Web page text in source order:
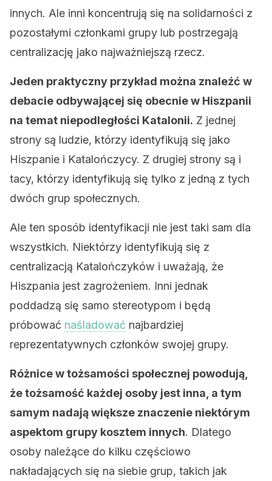
innych. Ale inni koncentrują się na solidarności z
pozostałymi członkami grupy lub postrzegają
centralizację jako najważniejszą rzecz.
Jeden praktyczny przykład można znaleźć w
debacie odbywającej się obecnie w Hiszpanii
na temat niepodległości Katalonii. Z jednej
strony są ludzie, którzy identyfikują się jako
Hiszpanie i Katalończycy. Z drugiej strony są i
tacy, którzy identyfikują się tylko z jedną z tych
dwóch grup społecznych.
Ale ten sposób identyfikacji nie jest taki sam dla
wszystkich. Niektórzy identyfikują się z
centralizacją Katalończyków i uważają, że
Hiszpania jest zagrożeniem. Inni jednak
poddadzą się samo stereotypom i będą
próbować naśladować najbardziej
reprezentatywnych członków swojej grupy.
Różnice w tożsamości społecznej powodują,
że tożsamość każdej osoby jest inna, a tym
samym nadają większe znaczenie niektórym
aspektom grupy kosztem innych. Dlatego
osoby należące do kilku częściowo
nakładających się na siebie grup, takich jak